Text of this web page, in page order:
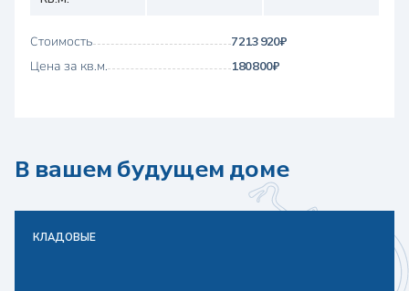
Стоимость
7 213 920 ₽
Цена за кв.м.
180 800 ₽
В вашем будущем доме
КЛАДОВЫЕ